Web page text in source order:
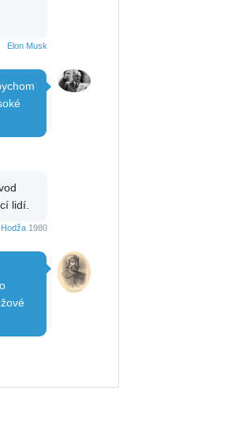
Elon Musk
lidí.
1980